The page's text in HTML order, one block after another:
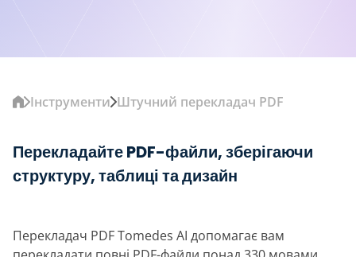
Інструменти Штучний перекладач PDF
Перекладайте PDF-файли, зберігаючи
структуру, таблиці та дизайн
Перекладач PDF Tomedes AI допомагає вам